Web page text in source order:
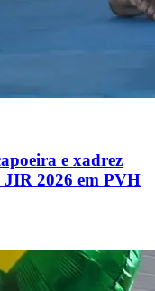
e xadrez
JIR 2026 em PVH